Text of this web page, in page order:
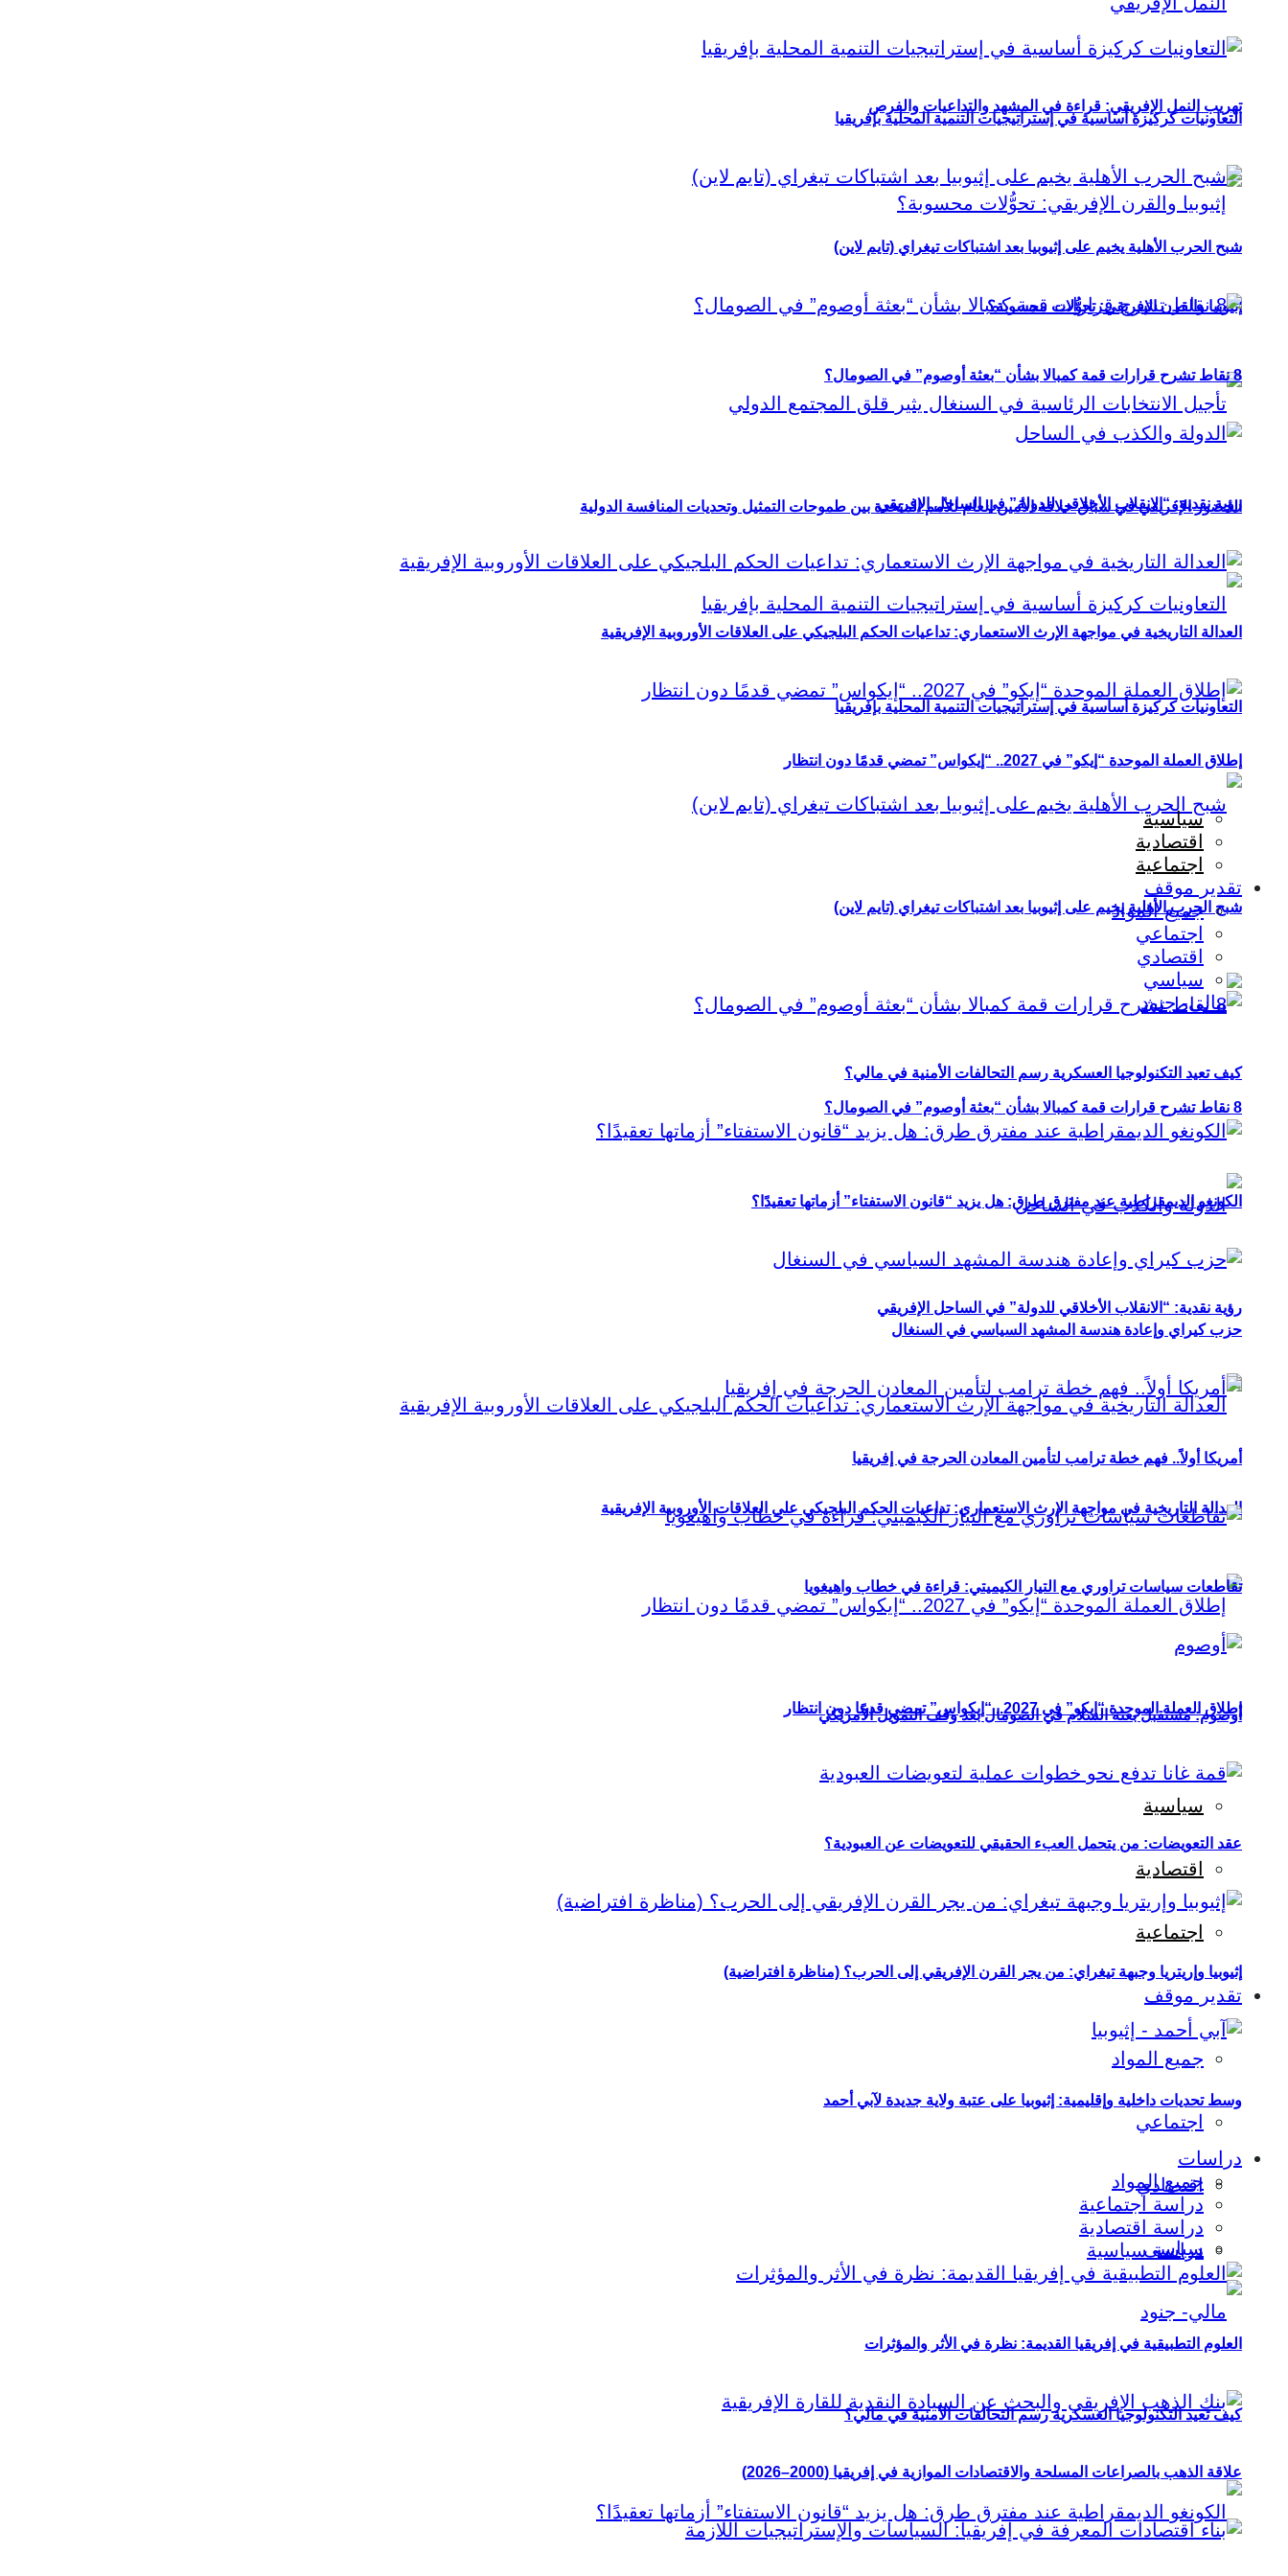
تهريب النمل الإفريقي: قراءة في المشهد والتداعيات والفرص
إثيوبيا والقرن الإفريقي: تحوُّلات محسوبة؟
الحضور الإفريقي في سباق خلافة الأمين العام للأمم المتحدة بين طموحات التمثيل وتحديات المنافسة الدولية
التعاونيات كركيزة أساسية في إستراتيجيات التنمية المحلية بإفريقيا
شبح الحرب الأهلية يخيم على إثيوبيا بعد اشتباكات تيغراي (تايم لاين)
8 نقاط تشرح قرارات قمة كمبالا بشأن “بعثة أوصوم” في الصومال؟
رؤية نقدية: “الانقلاب الأخلاقي للدولة” في الساحل الإفريقي
العدالة التاريخية في مواجهة الإرث الاستعماري: تداعيات الحكم البلجيكي على العلاقات الأوروبية الإفريقية
إطلاق العملة الموحدة “إيكو” في 2027.. “إيكواس” تمضي قدمًا دون انتظار
سياسية
اقتصادية
اجتماعية
تقدير موقف
جميع المواد
اجتماعي
اقتصادي
سياسي
كيف تعيد التكنولوجيا العسكرية رسم التحالفات الأمنية في مالي؟
التعاونيات كركيزة أساسية في إستراتيجيات التنمية المحلية بإفريقيا
شبح الحرب الأهلية يخيم على إثيوبيا بعد اشتباكات تيغراي (تايم لاين)
8 نقاط تشرح قرارات قمة كمبالا بشأن “بعثة أوصوم” في الصومال؟
رؤية نقدية: “الانقلاب الأخلاقي للدولة” في الساحل الإفريقي
العدالة التاريخية في مواجهة الإرث الاستعماري: تداعيات الحكم البلجيكي على العلاقات الأوروبية الإفريقية
إطلاق العملة الموحدة “إيكو” في 2027.. “إيكواس” تمضي قدمًا دون انتظار
سياسية
اقتصادية
اجتماعية
تقدير موقف
جميع المواد
اجتماعي
اقتصادي
سياسي
كيف تعيد التكنولوجيا العسكرية رسم التحالفات الأمنية في مالي؟
الكونغو الديمقراطية عند مفترق طرق: هل يزيد “قانون الاستفتاء” أزماتها تعقيدًا؟
حزب كيراي وإعادة هندسة المشهد السياسي في السنغال
أمريكا أولاً.. فهم خطة ترامب لتأمين المعادن الحرجة في إفريقيا
تقاطعات سياسات تراوري مع التيار الكيميتي: قراءة في خطاب واهيغويا
أوصوم: مستقبل بعثة السلام في الصومال بعد وقف التمويل الأمريكي
عقد التعويضات: من يتحمل العبء الحقيقي للتعويضات عن العبودية؟
إثيوبيا وإريتريا وجبهة تيغراي: من يجر القرن الإفريقي إلى الحرب؟ (مناظرة افتراضية)
وسط تحديات داخلية وإقليمية: إثيوبيا على عتبة ولاية جديدة لآبي أحمد
دراسات
جميع المواد
دراسة اجتماعية
دراسة اقتصادية
دراسة سياسية
العلوم التطبيقية في إفريقيا القديمة: نظرة في الأثر والمؤثرات
علاقة الذهب بالصراعات المسلحة والاقتصادات الموازية في إفريقيا (2000–2026)